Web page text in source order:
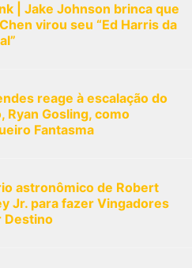
| Jake Johnson brinca que
virou seu “Ed Harris da
reage à escalação do
Ryan Gosling, como
Fantasma
astronômico de Robert
Jr. para fazer Vingadores
Destino